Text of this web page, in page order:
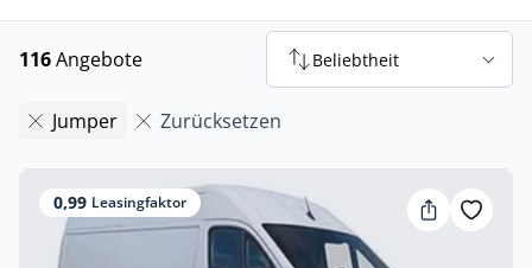
116Angebote Beliebtheit
Jumper Zurücksetzen
0,99 Leasingfaktor